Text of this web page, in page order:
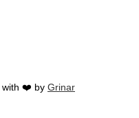
with ❤️ by Grinar